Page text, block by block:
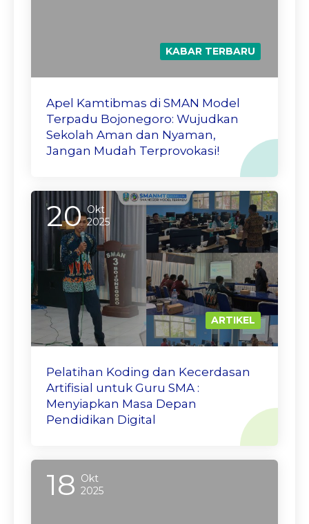
KABAR TERBARU
Apel Kamtibmas di SMAN Model
Terpadu Bojonegoro: Wujudkan
Sekolah Aman dan Nyaman,
Jangan Mudah Terprovokasi!
20 Okt
2025
ARTIKEL
Pelatihan Koding dan Kecerdasan
Artifisial untuk Guru SMA :
Menyiapkan Masa Depan
Pendidikan Digital
18 Okt
2025